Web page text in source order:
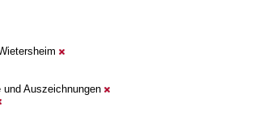
und Auszeichnungen